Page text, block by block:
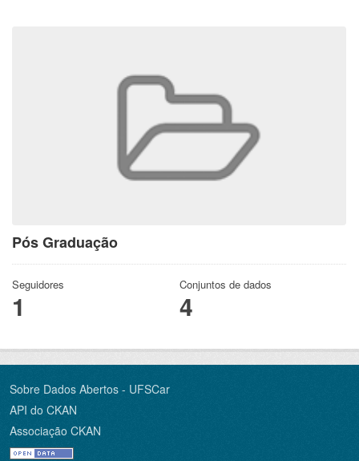
Pós Graduação
Seguidores
1
Conjuntos de dados
4
Sobre Dados Abertos - UFSCar
API do CKAN
Associação CKAN